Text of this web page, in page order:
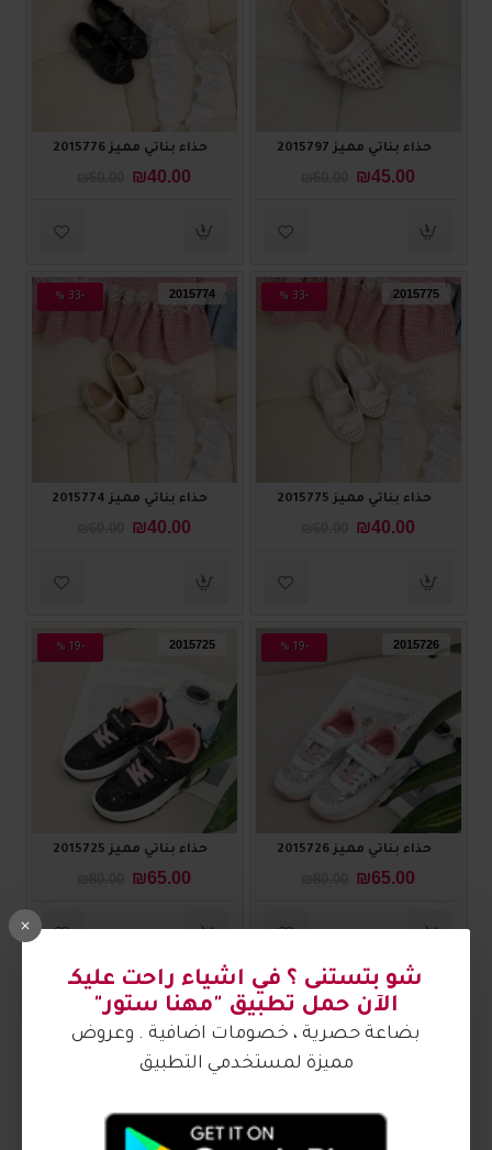
شو بتستنى ؟ في اشياء راحت عليكـ
الآن حمل تطبيق "مهنا ستور"
بضاعة حصرية ، خصومات اضافية . وعروض
حذاء بناتي مميز 2015797
₪45.00
حذاء بناتي مميز 2015776
₪40.00
2015775
-33 %
حذاء بناتي مميز 2015775
₪40.00
2015774
-33 %
حذاء بناتي مميز 2015774
₪40.00
2015726
-19 %
حذاء بناتي مميز 2015726
₪65.00
2015725
-19 %
حذاء بناتي مميز 2015725
₪65.00
2015703
2015702